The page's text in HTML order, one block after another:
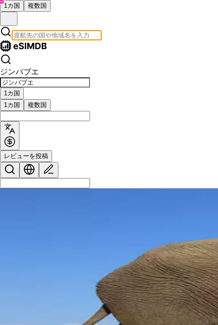
1カ国 複数国
ジンバブエ
1カ国
1カ国
複数国
レビューを投稿